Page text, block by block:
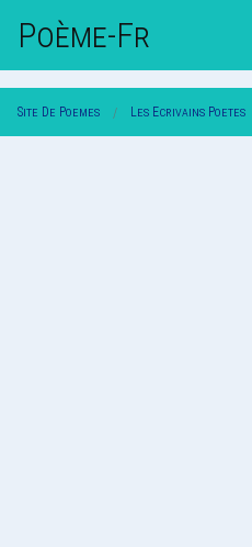
Poème-Fr
Site De Poemes Les Ecrivains Poetes